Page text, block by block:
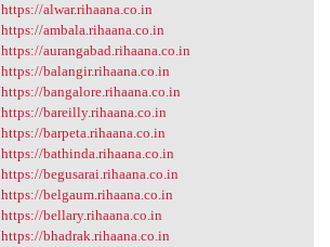
https://alwar.rihaana.co.in
https://ambala.rihaana.co.in
https://aurangabad.rihaana.co.in
https://balangir.rihaana.co.in
https://bangalore.rihaana.co.in
https://bareilly.rihaana.co.in
https://barpeta.rihaana.co.in
https://bathinda.rihaana.co.in
https://begusarai.rihaana.co.in
https://belgaum.rihaana.co.in
https://bellary.rihaana.co.in
https://bhadrak.rihaana.co.in